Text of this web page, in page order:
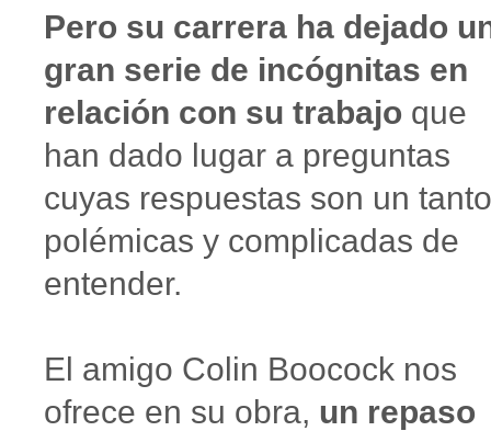
Pero su carrera ha dejado
gran serie de incógnitas en
relación con su trabajo que
han dado lugar a preguntas
cuyas respuestas son un tanto
polémicas y complicadas de
entender.
El amigo Colin Boocock nos
ofrece en su obra, un repaso